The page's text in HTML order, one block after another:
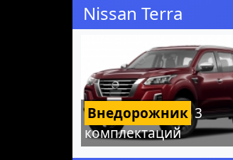
Nissan Terra
Внедорожник3
комплектаций